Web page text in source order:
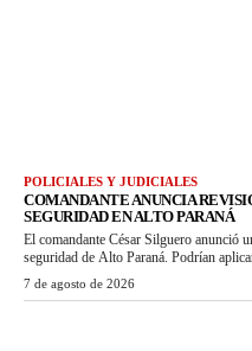
POLICIALES Y JUDICIALES
COMANDANTE ANUNCIA
SEGURIDAD EN ALTO PARANÁ
El comandante César Silguero anunció
seguridad de Alto Paraná. Podrían
7 de agosto de 2026